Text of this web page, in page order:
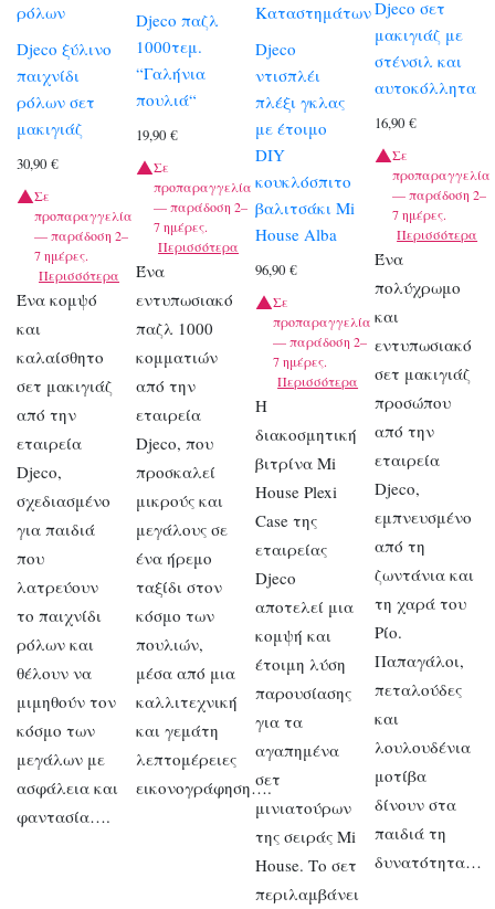
ρόλων
Djeco ξύλινο
παιχνίδι
ρόλων σετ
μακιγιάζ
30,90 €
Σε
προπαραγγελία
— παράδοση 2–
7 ημέρες.
Περισσότερα
Ένα κομψό
και
καλαίσθητο
σετ μακιγιάζ
από την
εταιρεία
Djeco,
σχεδιασμένο
για παιδιά
που
λατρεύουν
το παιχνίδι
ρόλων και
θέλουν να
μιμηθούν τον
κόσμο των
μεγάλων με
ασφάλεια και
φαντασία….
Djeco παζλ
1000τεμ.
“Γαλήνια
πουλιά“
19,90€
Σε
προπαραγγελία
— παράδοση 2–
7 ημέρες.
Περισσότερα
Ένα
εντυπωσιακό
παζλ 1000
κομματιών
από την
εταιρεία
Djeco, που
προσκαλεί
μικρούς και
μεγάλους σε
ένα ήρεμο
ταξίδι στον
κόσμο των
πουλιών,
μέσα από μια
καλλιτεχνική
και γεμάτη
λεπτομέρειες
εικονογράφηση….
Καταστημάτων
Djeco
ντισπλέι
πλέξι γκλας
με έτοιμο
DIY
κουκλόσπιτο
βαλιτσάκι Mi
House Alba
96,90€
Σε
προπαραγγελία
— παράδοση 2–
7 ημέρες.
Περισσότερα
Η
διακοσμητική
βιτρίνα Mi
House Plexi
Case της
εταιρείας
Djeco
αποτελεί μια
κομψή και
έτοιμη λύση
παρουσίασης
για τα
αγαπημένα
σετ
μινιατούρων
της σειράς Mi
House. Το σετ
περιλαμβάνει
Djeco σετ
μακιγιάζ με
στένσιλ και
αυτοκόλλητα
16,90€
Σε
προπαραγγελία
— παράδοση 2–
7 ημέρες.
Περισσότερα
Ένα
πολύχρωμο
και
εντυπωσιακό
σετ μακιγιάζ
προσώπου
από την
εταιρεία
Djeco,
εμπνευσμένο
από τη
ζωντάνια και
τη χαρά του
Ρίο.
Παπαγάλοι,
πεταλούδες
και
λουλουδένια
μοτίβα
δίνουν στα
παιδιά τη
δυνατότητα…